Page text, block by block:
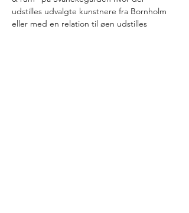
udstilles udvalgte kunstnere fra Bornholm
eller med en relation til øen udstilles